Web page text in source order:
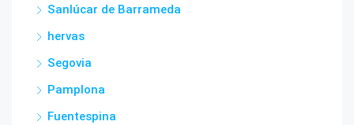
Sanlúcar de Barrameda
hervas
Segovia
Pamplona
Fuentespina